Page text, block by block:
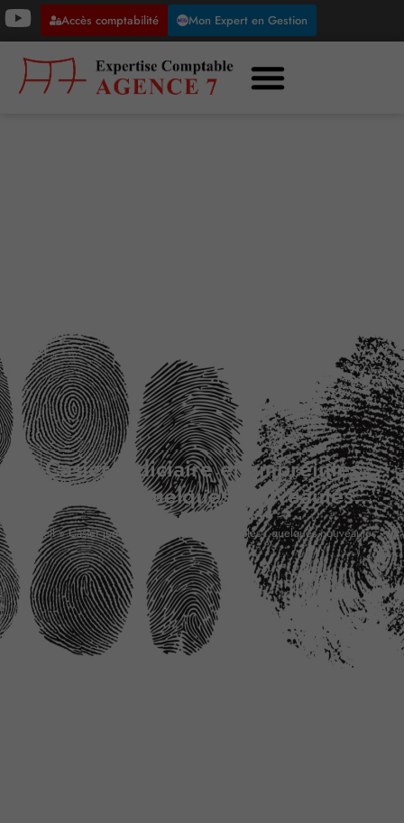
Accès comptabilité Mon Expert en Gestion
Casier judiciaire et empreintes
digitales : quelques nouveautés…
Accueil»Casier judiciaire et empreintes digitales : quelques nouveautés…